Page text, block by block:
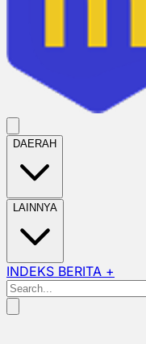
DAERAH
LAINNYA
INDEKS BERITA +